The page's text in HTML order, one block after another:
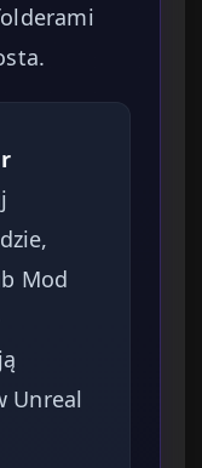
Mod
Unreal